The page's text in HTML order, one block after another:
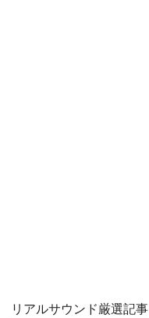
リアルサウンド厳選記事